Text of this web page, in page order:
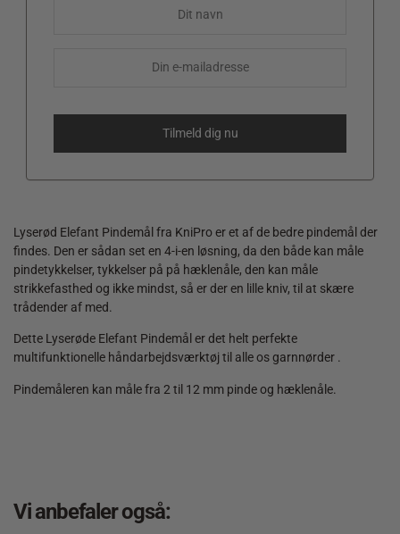
Lyserød Elefant Pindemål fra KniPro er et af de bedre pindemål der
findes. Den er sådan set en 4-i-en løsning, da den både kan måle
pindetykkelser, tykkelser på på hæklenåle, den kan måle
strikkefasthed og ikke mindst, så er der en lille kniv, til at skære
trådender af med.
Dette Lyserøde Elefant Pindemål er det helt perfekte
multifunktionelle håndarbejdsværktøj til alle os garnnørder .
Pindemåleren kan måle fra 2 til 12 mm pinde og hæklenåle.
Vi anbefaler også: